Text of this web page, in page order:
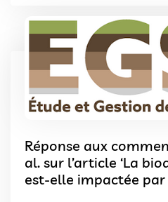
Réponse aux
al. sur l’article ‘La
est-elle impactée par